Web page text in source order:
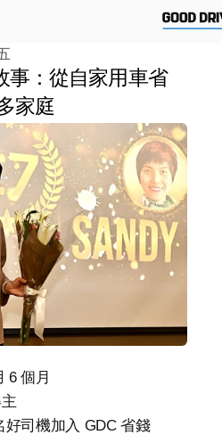
事：從自家用車省
家庭
6 個月
好司機加入 GDC 省錢